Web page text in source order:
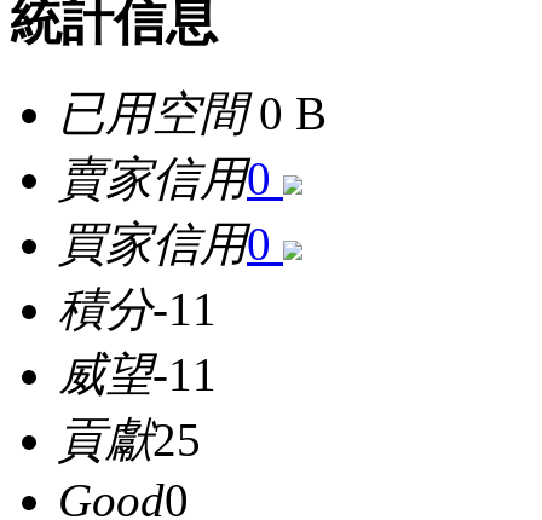
統計信息
已用空間0 B
賣家信用0
買家信用0
積分-11
威望-11
貢獻25
Good0